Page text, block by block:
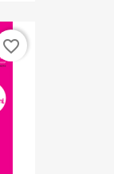
favorite_border